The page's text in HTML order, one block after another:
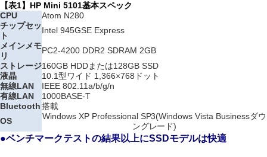
【表1】HP Mini 5101基本スペック
CPU
Atom N280
チップセッ
ト
Intel 945GSE Express
メインメモ
リ
PC2-4200 DDR2 SDRAM 2GB
ストレージ160GB HDDまたは128GB SSD
液晶
10.1型ワイド 1,366×768ドット
無線LAN
IEEE 802.11a/b/g/n
有線LAN
1000BASE-T
Bluetooth搭載
OS
Windows XP Professional SP3(Windows Vista Businessダウ
ングレード)
●ベンチマークテストの結果以上にSSDモデルは快適